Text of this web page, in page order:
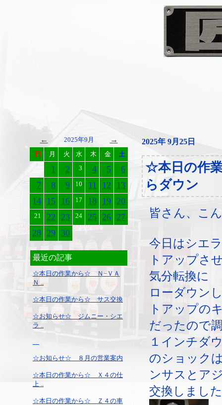
← 2025年9月 →
日 月 火 水 木 金 土
1 2 3 4 5
6
7
8 9 10 11 12
13
14 15 16 17 18 19 20
21 22 23 24 25 26 27
28 29 30
最近の記事
☆本日の作業から☆ Ｎ−ＶＡ
Ｎ ..
☆本日の作業から☆ サス交換
☆お知らせ☆ ジムニー・シエ
ラ ..
☆お知らせ☆ ８月の営業案内
☆本日の作業から☆ Ｘ４の仕
上 ..
☆本日の作業から☆ Ｚ４の車
2025年 9月25日
☆本日の作
らダウン
皆さん、こ
今日はシエ
トアップさ
気分転換に
ローダウン
トアップの
だったので
１インチダ
のショック
ンサスとア
交換しまし